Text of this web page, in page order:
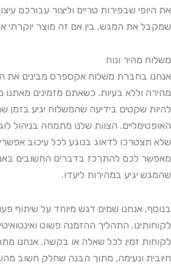
את היופי שבפירות טריים וליצור עבורכם
שמקבל את המגש, בין אם זה מוצר יוקרתי
משלוח מהיר ונוח
אנחנו בחברת משלוח אקספרס מבינים את
מהירה וללא בעיות. כשאתם מזמינים מאתנו
להיות שקטים בידיעה שהמשלוח יגיע בזמן
האופטימליים. הצוות שלנו מתמחה בניהול
שלא תצטרכו לדאוג בנוגע לכל עיכוב
מאפשר לכם להתרכז בדברים החשובים
שהמגש יגיע במהירות ליעדו.
בנוסף, אנחנו שמים דגש מיוחד על שיתוף
לקוחותינו. התהליך ההזמנה פשוט
לקוחות זמין לכל שאלה או בקשה. אנחנו
חיובית ונעימה, מתוך הבנה שחלק חשוב